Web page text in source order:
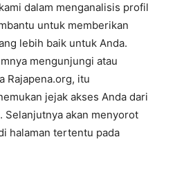
dalam menganalisis profil
untuk memberikan
lebih baik untuk Anda.
mengunjungi atau
Rajapena.org, itu
jejak akses Anda dari
Selanjutnya akan menyorot
halaman tertentu pada